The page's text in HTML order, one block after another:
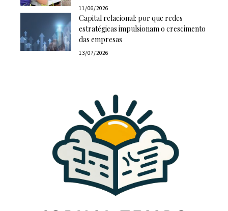
11/06/2026
Capital relacional: por que redes
estratégicas impulsionam o crescimento
das empresas
13/07/2026